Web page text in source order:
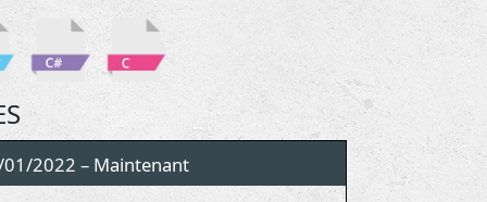
2022 – Maintenant